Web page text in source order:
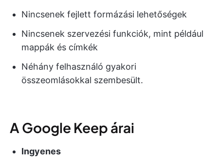
Nincsenek fejlett formázási lehetőségek
Nincsenek szervezési funkciók, mint például
mappák és címkék
Néhány felhasználó gyakori
összeomlásokkal szembesült.
A Google Keep árai
Ingyenes